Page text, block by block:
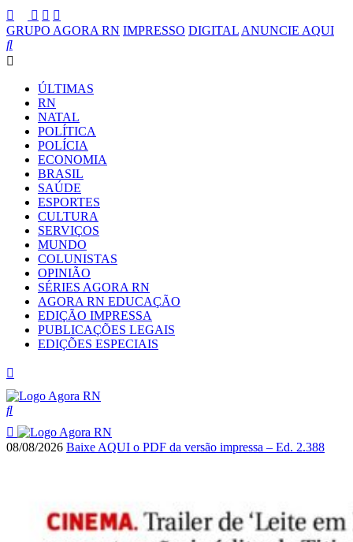
GRUPO AGORA RN IMPRESSO DIGITAL ANUNCIE AQUI
ÚLTIMAS
RN
NATAL
POLÍTICA
POLÍCIA
ECONOMIA
BRASIL
SAÚDE
ESPORTES
CULTURA
SERVIÇOS
MUNDO
COLUNISTAS
OPINIÃO
SÉRIES AGORA RN
AGORA RN EDUCAÇÃO
EDIÇÃO IMPRESSA
PUBLICAÇÕES LEGAIS
EDIÇÕES ESPECIAIS
08/08/2026 Baixe AQUI o PDF da versão impressa – Ed. 2.388